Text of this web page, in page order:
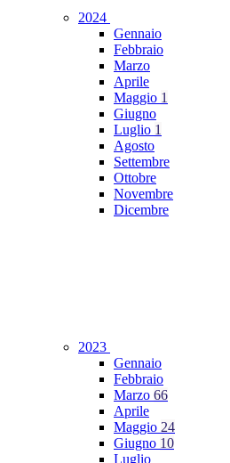
2024
Gennaio
Febbraio
Marzo
Aprile
Maggio 1
Giugno
Luglio 1
Agosto
Settembre
Ottobre
Novembre
Dicembre
2023
Gennaio
Febbraio
Marzo 66
Aprile
Maggio 24
Giugno 10
Luglio